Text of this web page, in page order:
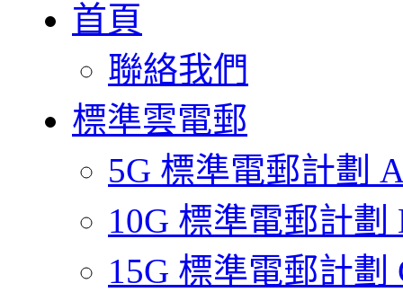
首頁
聯絡我們
標準雲電郵
5G 標準電郵計劃
10G 標準電郵計劃
15G 標準電郵計劃